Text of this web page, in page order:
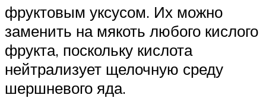
фруктовым уксусом. Их можно
заменить на мякоть любого кислого
фрукта, поскольку кислота
нейтрализует щелочную среду
шершневого яда.